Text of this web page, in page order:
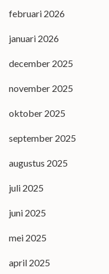
februari 2026
januari 2026
december 2025
november 2025
oktober 2025
september 2025
augustus 2025
juli 2025
juni 2025
mei 2025
april 2025